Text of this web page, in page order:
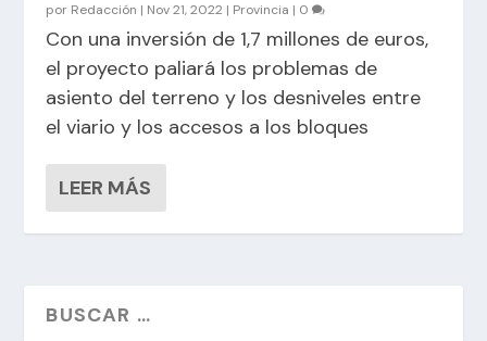
por Redacción | Nov 21, 2022 | Provincia | 0
Con una inversión de 1,7 millones de euros,
el proyecto paliará los problemas de
asiento del terreno y los desniveles entre
el viario y los accesos a los bloques
LEER MÁS